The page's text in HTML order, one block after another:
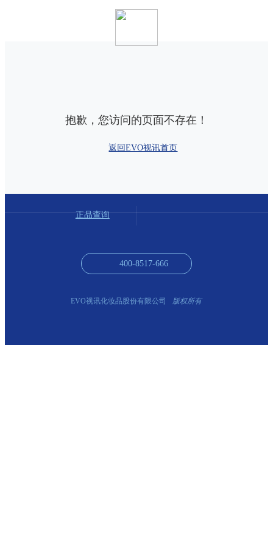
抱歉，您访问的页面不存在！
返回EVO视讯首页
正品查询
400-8517-666
EVO视讯化妆品股份有限公司 版权所有